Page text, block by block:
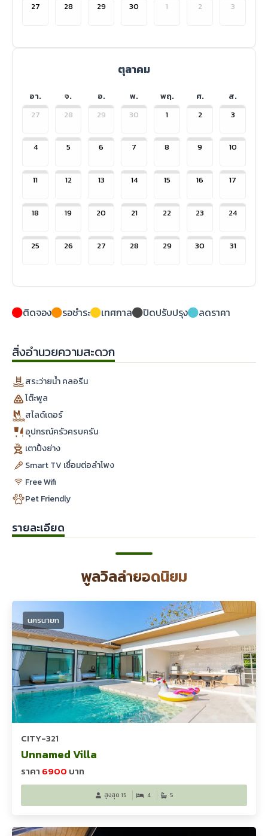
27 28 29 30 1 2 3
ตุลาคม
อา. จ. อ. พ. พฤ. ศ.
ส.
27
28 29 30 1 2 3
4 5 6 7 8 9 10
11 12 13 14 15 16 17
18 19 20 21 22 23 24
25 26 27 28 29 30 31
ติดจอง รอชำระ เทศกาล ปิดปรับปรุง ลดราคา
สิ่งอำนวยความสะดวก
สระว่ายน้ำ คลอรีน
โต๊ะพูล
สไลด์เดอร์
อุปกรณ์ครัวครบครัน
เตาปิ้งย่าง
Smart TV เชื่อมต่อลำโพง
Free Wifi
Pet Friendly
รายละเอียด
พูลวิลล่ายอดนิยม
นครนายก
CITY-321
Unnamed Villa
ราคา 6900 บาท
สูงสุด 15 4 5